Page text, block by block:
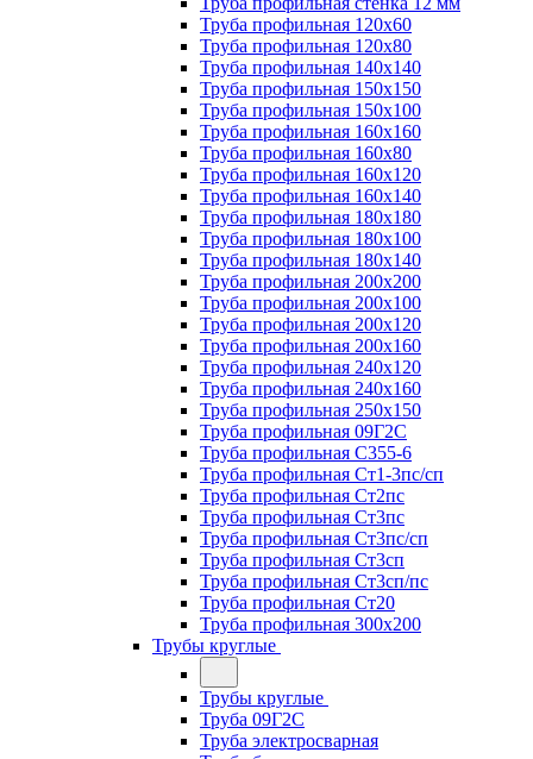
Труба профильная 120х60
Труба профильная 120х80
Труба профильная 140х140
Труба профильная 150х150
Труба профильная 150х100
Труба профильная 160х160
Труба профильная 160х80
Труба профильная 160х120
Труба профильная 160х140
Труба профильная 180х180
Труба профильная 180х100
Труба профильная 180х140
Труба профильная 200х200
Труба профильная 200х100
Труба профильная 200х120
Труба профильная 200х160
Труба профильная 240х120
Труба профильная 240х160
Труба профильная 250х150
Труба профильная 09Г2С
Труба профильная С355-6
Труба профильная Ст1-3пс/сп
Труба профильная Ст2пс
Труба профильная Ст3пс
Труба профильная Ст3пс/сп
Труба профильная Ст3сп
Труба профильная Ст3сп/пс
Труба профильная Ст20
Труба профильная 300х200
Трубы круглые
Трубы круглые
Труба 09Г2С
Труба электросварная